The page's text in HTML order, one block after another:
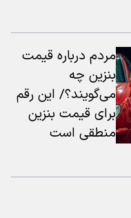
مردم درباره قیمت
بنزین چه
می‌گویند؟/ این رقم
برای قیمت بنزین
منطقی است